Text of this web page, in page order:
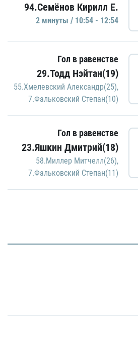
94.Семёнов Кирилл Е.
2 минуты / 10:54 - 12:54
Гол в равенстве
29.Тодд Нэйтан(19)
55.Хмелевский Александр(25),
7.Фальковский Степан(10)
Гол в равенстве
23.Яшкин Дмитрий(18)
58.Миллер Митчелл(26),
7.Фальковский Степан(11)